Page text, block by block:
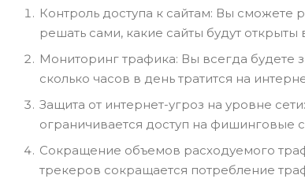
Контроль доступа к сайтам: Вы
решать сами, какие сайты будут
Мониторинг трафика: Вы всегда будете
сколько часов в день тратится на
Защита от интернет-угроз на уровне
ограничивается доступ на фишинговые
Сокращение объемов расходуемого
трекеров сокращается потребление